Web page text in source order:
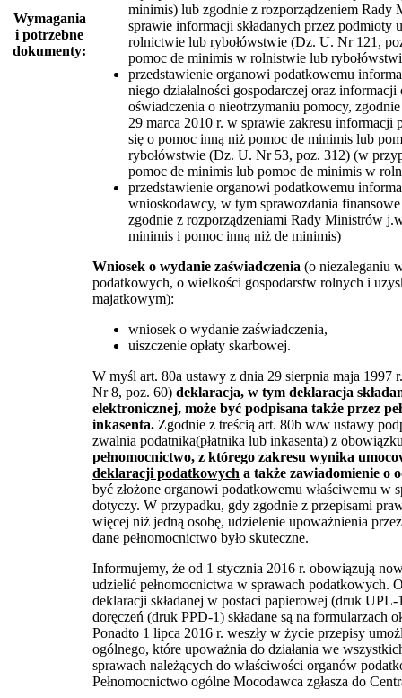
Wymagania
i potrzebne
dokumenty:
minimis) lub zgodnie z rozporządzeniem Rady
sprawie informacji składanych przez podmioty
rolnictwie lub rybołówstwie (Dz. U. Nr 121,
pomoc de minimis w rolnistwie lub
przedstawienie organowi podatkowemu
niego działalności gospodarczej oraz
oświadczenia o nieotrzymaniu pomocy,
29 marca 2010 r. w sprawie zakresu informacji
się o pomoc inną niż pomoc de minimis lub
rybołówstwie (Dz. U. Nr 53, poz. 312) (w
pomoc de minimis lub pomoc de minimis w
przedstawienie organowi podatkowemu
wnioskodawcy, w tym sprawozdania
zgodnie z rozporządzeniami Rady Ministrów
minimis i pomoc inną niż de minimis)
Wniosek o wydanie zaświadczenia (o niezaleganiu
podatkowych, o wielkości gospodarstw rolnych i
majatkowym):
wniosek o wydanie zaświadczenia,
uiszczenie opłaty skarbowej.
W myśl art. 80a ustawy z dnia 29 sierpnia maja
Nr 8, poz. 60) deklaracja, w tym deklaracja
elektronicznej, może być podpisana także przez
inkasenta. Zgodnie z treścią art. 80b w/w ustawy
zwalnia podatnika(płatnika lub inkasenta) z
pełnomocnictwo, z którego zakresu wynika
deklaracji podatkowych a także zawiadomienie o
być złożone organowi podatkowemu właściwemu w
dotyczy. W przypadku, gdy zgodnie z przepisami
więcej niż jedną osobę, udzielenie upoważnienia
dane pełnomocnictwo było skuteczne.
Informujemy, że od 1 stycznia 2016 r. obowiązują
udzielić pełnomocnictwa w sprawach podatkowych.
deklaracji składanej w postaci papierowej (druk
doręczeń (druk PPD-1) składane są na formularzach
Ponadto 1 lipca 2016 r. weszły w życie przepisy
ogólnego, które upoważnia do działania we
sprawach należących do właściwości organów
Pełnomocnictwo ogólne Mocodawca zgłasza do